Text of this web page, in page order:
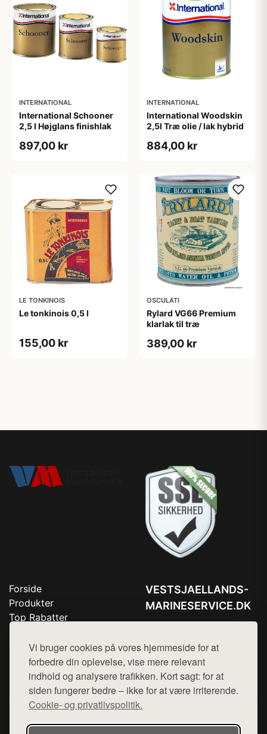
Vi bruger cookies på vores hjemmeside for at
forbedre din oplevelse, vise mere relevant
indhold og analysere trafikken. Kort sagt: for at
siden fungerer bedre – ikke for at være irriterende.
Cookie- og privatlivspolitik.
INTERNATIONAL
International Schooner
2,5 l Højglans finishlak
897,00 kr
INTERNATIONAL
International Woodskin
2,5l Træ olie / lak hybrid
884,00 kr
LE TONKINOIS
Le tonkinois 0,5 l
155,00 kr
OSCULATI
Rylard VG66 Premium
klarlak til træ
389,00 kr
Forside
Produkter
Top Rabatter
Kontakt
VESTSJAELLANDS-
MARINESERVICE.DK
Mail:hej@want.dk
Cookie- og privatlivspolitik
Denne side er en del af want.dk, der udgiver en række